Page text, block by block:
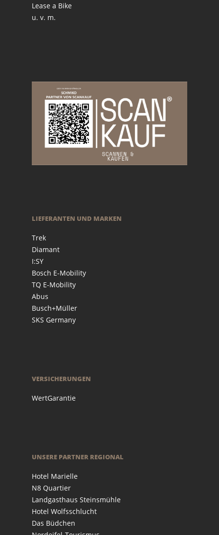
Lease a Bike
u. v. m.
LIEFERANTEN UND MARKEN
Trek
Diamant
I:SY
Bosch E-Mobility
TQ E-Mobility
Abus
Busch+Müller
SKS Germany
VERSICHERUNGEN
WertGarantie
UNSERE PARTNER REGIONAL
Hotel Marielle
N8 Quartier
Landgasthaus Steinsmühle
Hotel Wolfsschlucht
Das Büdchen